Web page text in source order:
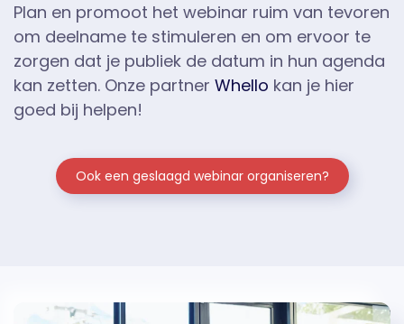
Plan en promoot het webinar ruim van tevoren
om deelname te stimuleren en om ervoor te
zorgen dat je publiek de datum in hun agenda
kan zetten. Onze partner Whello kan je hier
goed bij helpen!
Ook een geslaagd webinar organiseren?